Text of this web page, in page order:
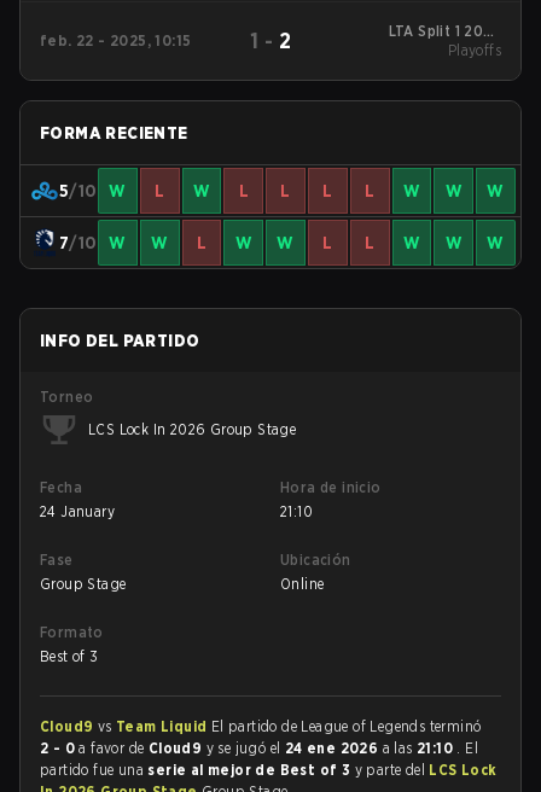
feb. 22 - 2025, 10:15 1 - 2
LTA Split 1 2025
Playoffs
Playoffs
FORMA RECIENTE
5/10 W L W L L L L W W W
7/10 W W L W W L L W W W
INFO DEL PARTIDO
Torneo
LCS Lock In 2026 Group Stage
Fecha
24 January
Hora de inicio
21:10
Fase
Group Stage
Ubicación
Online
Formato
Best of 3
Cloud9 vs Team Liquid El partido de League of Legends terminó
2 - 0 a favor de Cloud9 y se jugó el 24 ene 2026 a las 21:10 . El
partido fue una serie al mejor de Best of 3 y parte del LCS Lock